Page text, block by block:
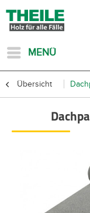
MENÜ
Übersicht